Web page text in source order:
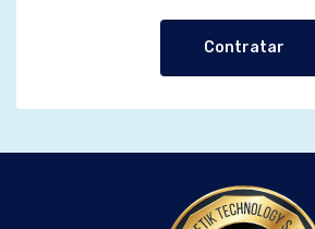
Contratar